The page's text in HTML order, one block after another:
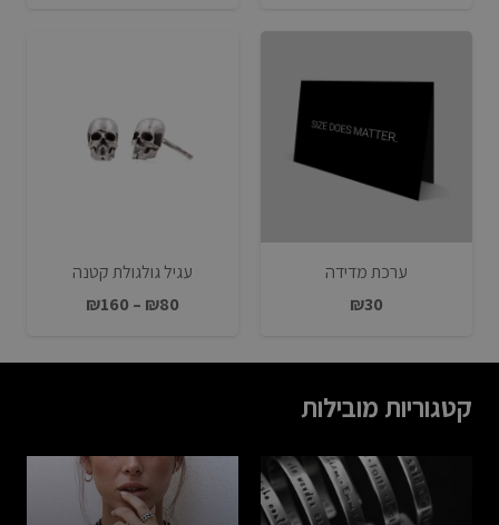
ערכת מדידה
₪30
עגיל גולגולת קטנה
₪80
–
₪160
קטגוריות מובילות